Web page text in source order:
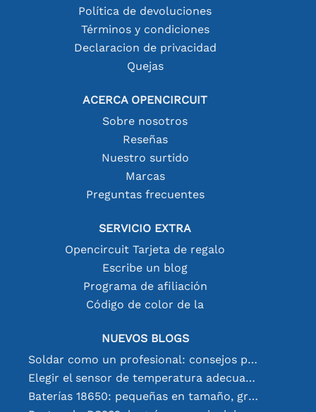
Política de devoluciones
Términos y condiciones
Declaracion de privacidad
Quejas
ACERCA OPENCIRCUIT
Sobre nosotros
Reseñas
Nuestro surtido
Marcas
Preguntas frecuentes
SERVICIO EXTRA
Opencircuit Tarjeta de regalo
Escribe un blog
Programa de afiliación
Código de color de la
NUEVOS BLOGS
Soldar como un profesional: consejos para conexiones electrónicas perfectas
Elegir el sensor de temperatura adecuado [youtube]
Baterías 18650: pequeñas en tamaño, grandes en rendimiento